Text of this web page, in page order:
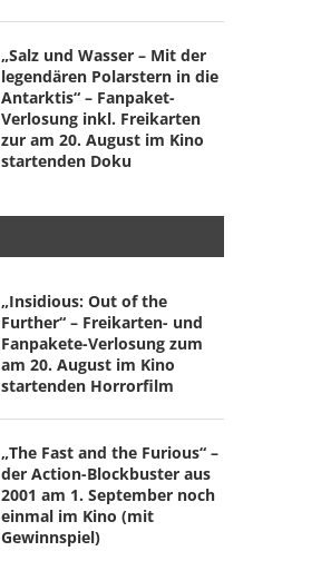
„Salz und Wasser – Mit der
legendären Polarstern in die
Antarktis“ – Fanpaket-
Verlosung inkl. Freikarten
zur am 20. August im Kino
startenden Doku
„Insidious: Out of the
Further“ – Freikarten- und
Fanpakete-Verlosung zum
am 20. August im Kino
startenden Horrorfilm
„The Fast and the Furious“ –
der Action-Blockbuster aus
2001 am 1. September noch
einmal im Kino (mit
Gewinnspiel)